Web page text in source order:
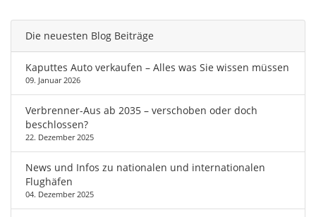
Die neuesten Blog Beiträge
Kaputtes Auto verkaufen – Alles was Sie wissen müssen
09. Januar 2026
Verbrenner-Aus ab 2035 – verschoben oder doch
beschlossen?
22. Dezember 2025
News und Infos zu nationalen und internationalen
Flughäfen
04. Dezember 2025